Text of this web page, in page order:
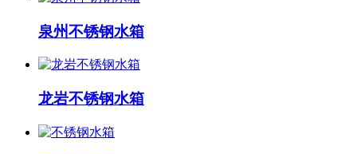
泉州不锈钢水箱
龙岩不锈钢水箱